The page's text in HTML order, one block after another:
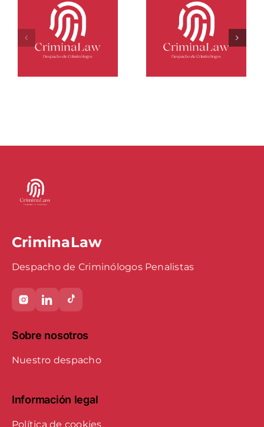
El caso de
Angel
en Málaga
1.579 kilos
de hachís
camuflados
entre
CriminaLaw
Despacho de Criminólogos Penalistas
Sobre nosotros
Nuestro despacho
Información legal
Política de cookies